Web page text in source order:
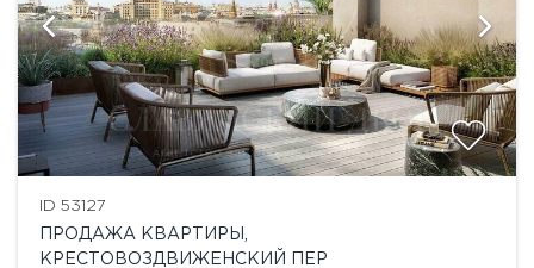
ID 53127
ПРОДАЖА КВАРТИРЫ,
КРЕСТОВОЗДВИЖЕНСКИЙ ПЕР